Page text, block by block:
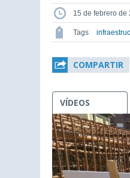
15 de febrero de
Tags
COMPARTIR
VÍDEOS
This
is
a
modal
window.